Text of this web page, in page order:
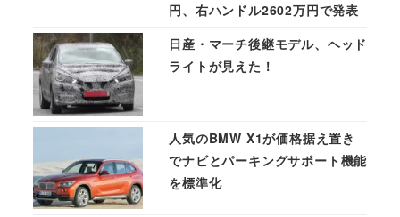
円、右ハンドル2602万円で発表
日産・マーチ後継モデル、ヘッド
ライトが見えた！
人気のBMW X1が価格据え置き
でナビとパーキングサポート機能
を標準化